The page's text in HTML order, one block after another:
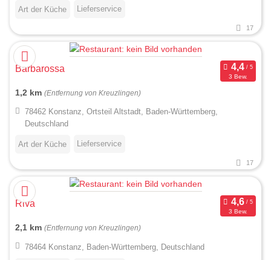
Art der Küche Lieferservice
17
Barbarossa
3 Bew.
1,2 km (Entfernung von Kreuzlingen)
78462 Konstanz, Ortsteil Altstadt, Baden-Württemberg,
Deutschland
Art der Küche Lieferservice
17
Riva
3 Bew.
2,1 km (Entfernung von Kreuzlingen)
78464 Konstanz, Baden-Württemberg, Deutschland